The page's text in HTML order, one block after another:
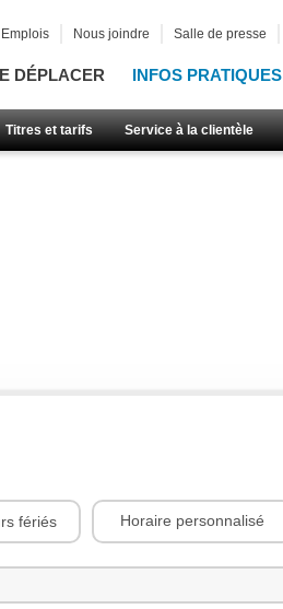
DÉPLACER INFOS PRATIQUES
Titres et tarifs Service à la clientèle
Emplois Nous joindre Salle de presse
fériés Horaire personnalisé